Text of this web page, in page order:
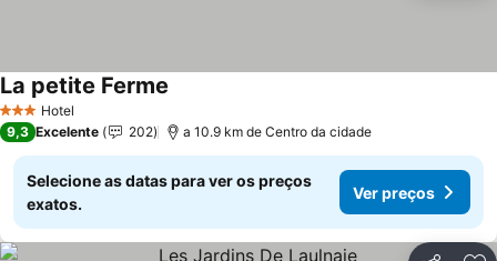
3 EstrelasHotel
La petite Ferme
9,3 Excelente 202 a 10.9 km de Centro da cidade
Selecione as datas para ver os preços
exatos.
Ver preços